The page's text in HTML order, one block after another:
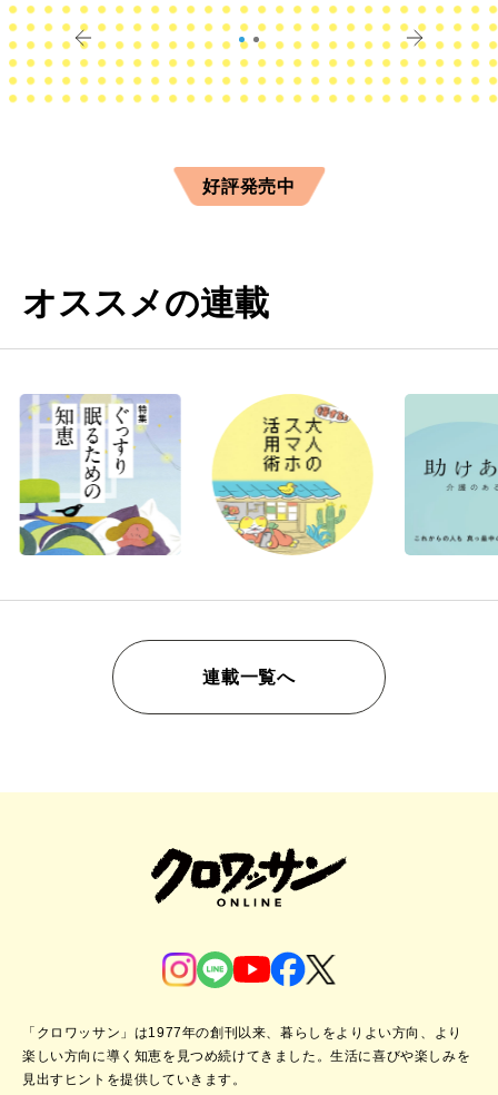
きに
すか？
好評発売中
オススメの連載
連載一覧へ
「クロワッサン」は1977年の創刊以来、暮らしをよりよい方向、より
楽しい方向に導く知恵を見つめ続けてきました。生活に喜びや楽しみを
見出すヒントを提供していきます。